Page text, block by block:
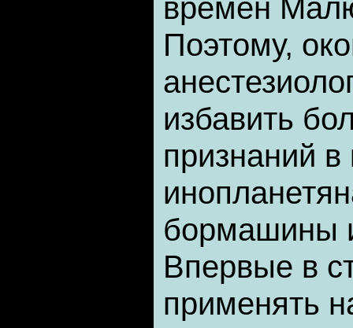
времен
Поэтому,
избавить
признаний в
бормашины
Впервые в
применять